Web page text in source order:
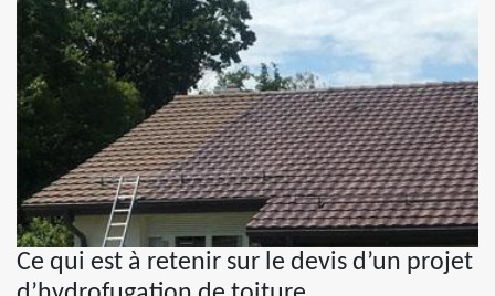
Ce qui est à retenir sur le devis d’un projet